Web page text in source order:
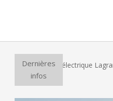
Dernières
infos
à pizza électrique Lagrange :